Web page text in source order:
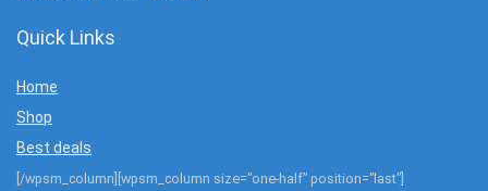
Quick Links
Home
Shop
Best deals
[/wpsm_column][wpsm_column size=”one-half” position=”last”]